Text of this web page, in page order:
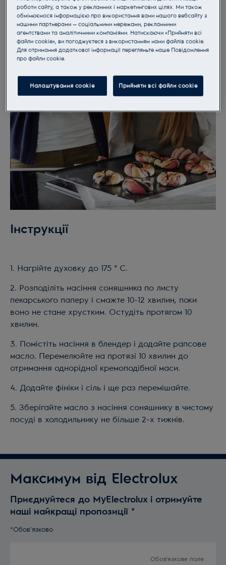
Інструкції
1. Нагрійте духовку до 175 ° C.
2. Розподіліть насіння соняшника по листу
пекарського паперу і смажте 10-12 хвилин, поки
воно не стане хрустким. Остудіть протягом 10
хвилин.
3. Помістіть насіння в блендер і додайте рапсове
масло. Перемелюйте на протязі 10 хвилин до
отримання однорідної кремоподібної маси.
4. Додайте фініки і сіль і ще раз перемішайте.
5. Зберігайте масло з насіння соняшнику в чистому
посуді в холодильнику не більше 2-х тижнів.
Максимум від Electrolux
Приєднуйтеся до MyElectrolux і отримуйте
наші найкращі пропозиції *
*Обов'язково
Обов'язкове поле
роботи сайту, а також у рекламних і маркетингових цілях. Ми також
обмінюємося інформацією про використання вами нашого вебсайту з
нашими партнерами — соціальними мережами, рекламними
агентствами та аналітичними компаніями. Натискаючи «Прийняти всі
файли cookie», ви погоджуєтеся з використанням нами файлів cookie.
Для отримання додаткової інформації перегляньте наше Пoвідомлення
прo файли cookie.
Налаштування cookie Прийняти всі файли сookie